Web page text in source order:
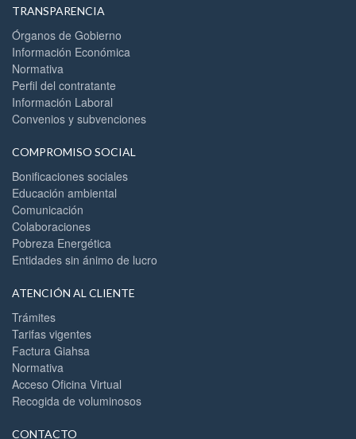
TRANSPARENCIA
Órganos de Gobierno
Información Económica
Normativa
Perfil del contratante
Información Laboral
Convenios y subvenciones
COMPROMISO SOCIAL
Bonificaciones sociales
Educación ambiental
Comunicación
Colaboraciones
Pobreza Energética
Entidades sin ánimo de lucro
ATENCIÓN AL CLIENTE
Trámites
Tarifas vigentes
Factura Giahsa
Normativa
Acceso Oficina Virtual
Recogida de voluminosos
CONTACTO